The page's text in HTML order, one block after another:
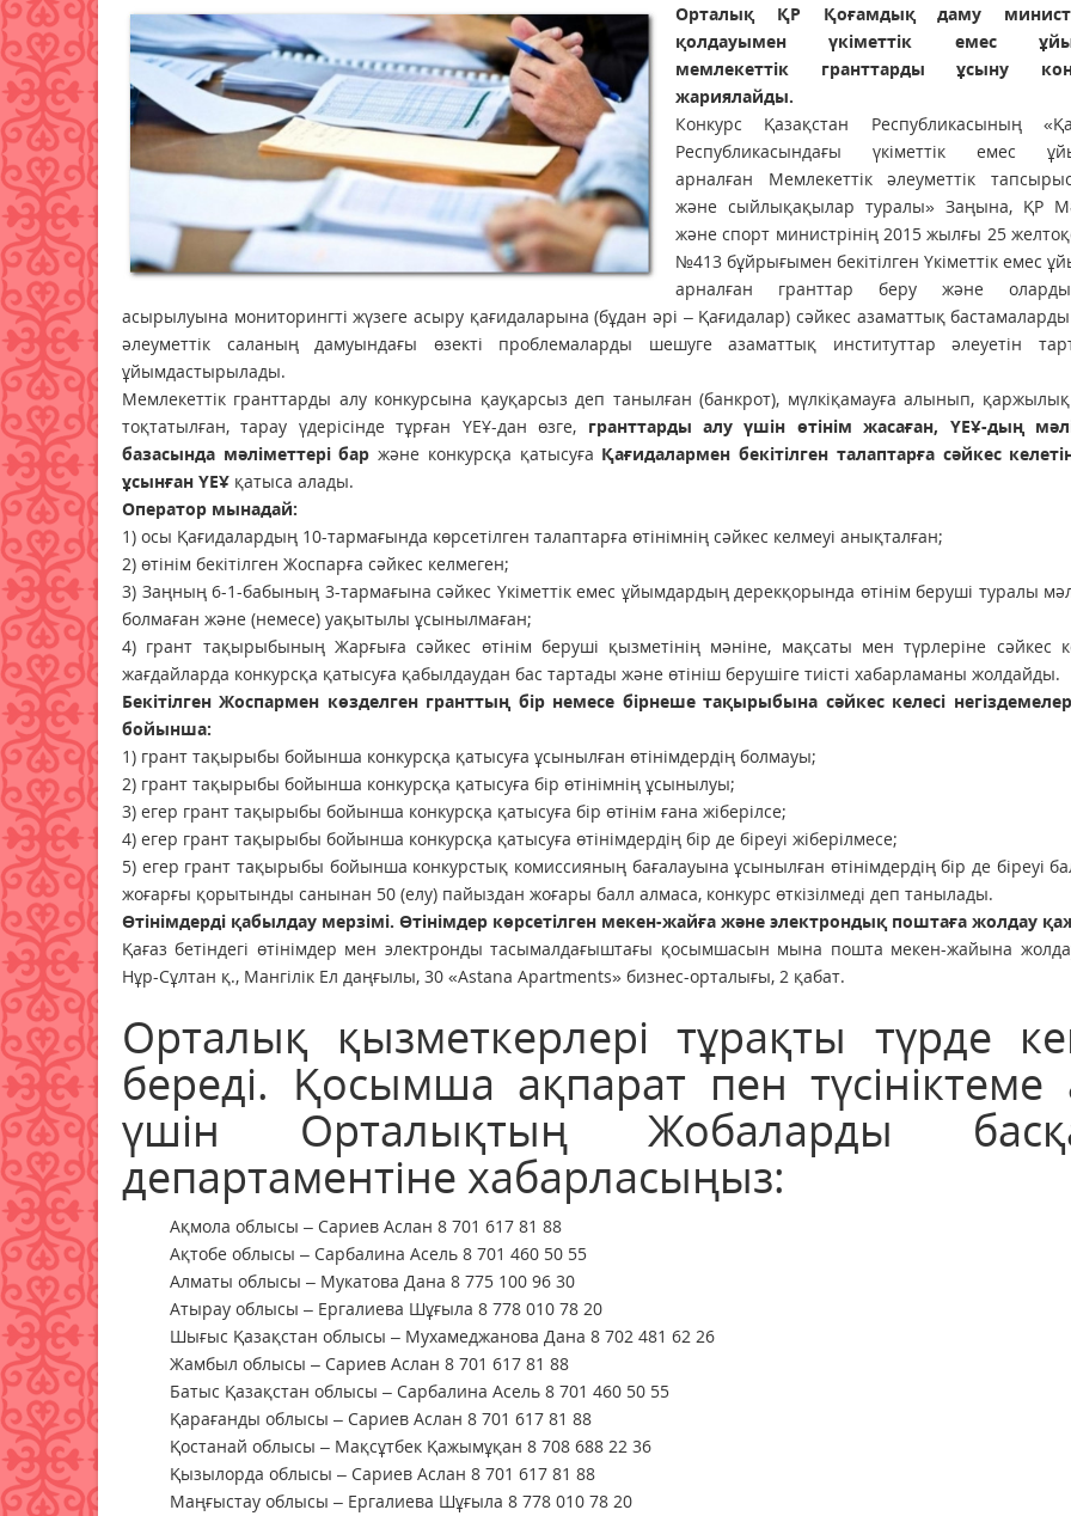
Орталық ҚР Қоғамдық даму
қолдауымен үкіметтік емес
мемлекеттік гранттарды ұсыну
жариялайды.
Конкурс Қазақстан Республикасының
Республикасындағы үкіметтік емес
арналған Мемлекеттік әлеуметтік
және сыйлықақылар туралы» Заңына, ҚР
және спорт министрінің 2015 жылғы 25
№413 бұйрығымен бекітілген Үкіметтік емес
арналған гранттар беру және
асырылуына мониторингті жүзеге асыру қағидаларына (бұдан әрі – Қағидалар) сәйкес азаматтық
әлеуметтік саланың дамуындағы өзекті проблемаларды шешуге азаматтық институттар әлеуетін
ұйымдастырылады.
Мемлекеттік гранттарды алу конкурсына қауқарсыз деп танылған (банкрот), мүлкіқамауға алынып, қаржылық
тоқтатылған, тарау үдерісінде тұрған ҮЕҰ-дан өзге, гранттарды алу үшін өтінім жасаған, ҮЕҰ-дың
базасында мәліметтері бар және конкурсқа қатысуға Қағидалармен бекітілген талаптарға сәйкес
ұсынған ҮЕҰ қатыса алады.
Оператор мынадай:
1) осы Қағидалардың 10-тармағында көрсетілген талаптарға өтінімнің сәйкес келмеуі анықталған;
2) өтінім бекітілген Жоспарға сәйкес келмеген;
3) Заңның 6-1-бабының 3-тармағына сәйкес Үкіметтік емес ұйымдардың дерекқорында өтінім беруші туралы
болмаған және (немесе) уақытылы ұсынылмаған;
4) грант тақырыбының Жарғыға сәйкес өтінім беруші қызметінің мәніне, мақсаты мен түрлеріне сәйкес
жағдайларда конкурсқа қатысуға қабылдаудан бас тартады және өтініш берушіге тиісті хабарламаны жолдайды.
Бекітілген Жоспармен көзделген гранттың бір немесе бірнеше тақырыбына сәйкес келесі
бойынша:
1) грант тақырыбы бойынша конкурсқа қатысуға ұсынылған өтінімдердің болмауы;
2) грант тақырыбы бойынша конкурсқа қатысуға бір өтінімнің ұсынылуы;
3) егер грант тақырыбы бойынша конкурсқа қатысуға бір өтінім ғана жіберілсе;
4) егер грант тақырыбы бойынша конкурсқа қатысуға өтінімдердің бір де біреуі жіберілмесе;
5) егер грант тақырыбы бойынша конкурстық комиссияның бағалауына ұсынылған өтінімдердің бір де біреуі
жоғарғы қорытынды санынан 50 (елу) пайыздан жоғары балл алмаса, конкурс өткізілмеді деп танылады.
Өтінімдерді қабылдау мерзімі. Өтінімдер көрсетілген мекен-жайға және электрондық поштаға жолдау
Қағаз бетіндегі өтінімдер мен электронды тасымалдағыштағы қосымшасын мына пошта мекен-жайына
Нұр-Сұлтан қ., Мангілік Ел даңғылы, 30 «Astana Apartments» бизнес-орталығы, 2 қабат.
Орталық қызметкерлері тұрақты түрде
береді. Қосымша ақпарат пен түсініктеме
үшін Орталықтың Жобаларды
департаментіне хабарласыңыз:
Ақмола облысы – Сариев Аслан 8 701 617 81 88
Ақтобе облысы – Сарбалина Асель 8 701 460 50 55
Алматы облысы – Мукатова Дана 8 775 100 96 30
Атырау облысы – Ергалиева Шұғыла 8 778 010 78 20
Шығыс Қазақстан облысы – Мухамеджанова Дана 8 702 481 62 26
Жамбыл облысы – Сариев Аслан 8 701 617 81 88
Батыс Қазақстан облысы – Сарбалина Асель 8 701 460 50 55
Қарағанды облысы – Сариев Аслан 8 701 617 81 88
Қостанай облысы – Мақсұтбек Қажымұқан 8 708 688 22 36
Қызылорда облысы – Сариев Аслан 8 701 617 81 88
Маңғыстау облысы – Ергалиева Шұғыла 8 778 010 78 20